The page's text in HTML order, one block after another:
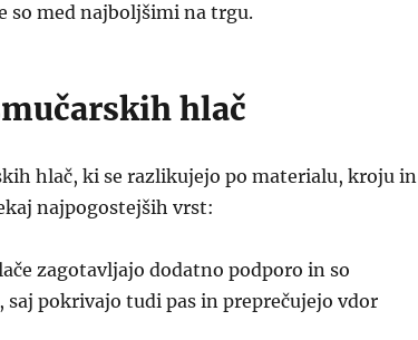
so med najboljšimi na trgu.
hlač
hlač, ki se razlikujejo po materialu, kroju in
najpogostejših vrst:
zagotavljajo dodatno podporo in so
saj pokrivajo tudi pas in preprečujejo vdor